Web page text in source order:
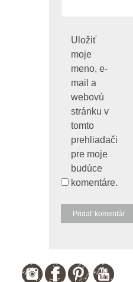
Uložiť
moje
meno, e-
mail a
webovú
stránku v
tomto
prehliadači
pre moje
budúce
komentáre.